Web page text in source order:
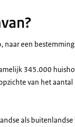
naar een
345.000
van het
als